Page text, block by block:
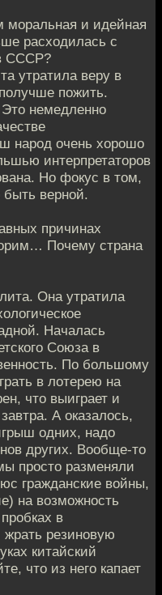
и идейная
расходилась с
СССР?
утратила веру в
пожить.
немедленно
народ очень хорошо
интерпретаторов
Но фокус в том,
быть верной.
причинах
Почему страна
Она утратила
Началась
Союза в
По большому
в лотерею на
что выиграет и
А оказалось,
одних, надо
других. Вообще-то
просто разменяли
гражданские войны,
на возможность
в
резиновую
китайский
что из него капает